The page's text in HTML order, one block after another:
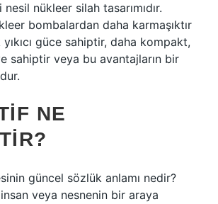
nükleer silah tasarımıdır.
bombalardan daha karmaşıktır
güce sahiptir, daha kompakt,
sahiptir veya bu avantajların bir
NE
güncel sözlük anlamı nedir?
veya nesnenin bir araya